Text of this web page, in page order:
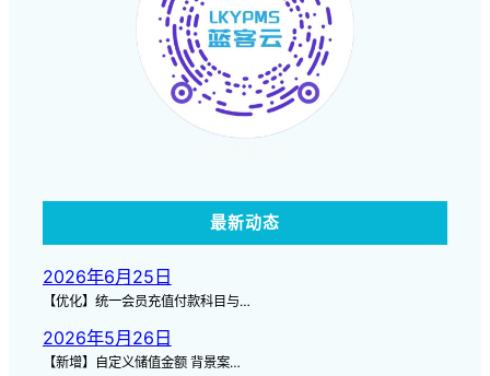
最新动态
2026年6月25日
【优化】统一会员充值付款科目与…
2026年5月26日
【新增】自定义储值金额 背景案…